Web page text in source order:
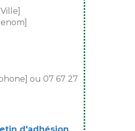
ou 07 67 27